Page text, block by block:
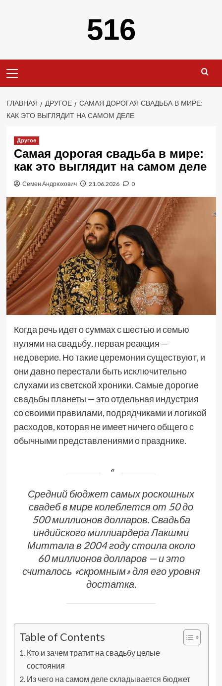
516
меню
ГЛАВНАЯ ДРУГОЕ
САМАЯ ДОРОГАЯ СВАДЬБА В МИРЕ:
КАК ЭТО ВЫГЛЯДИТ НА САМОМ ДЕЛЕ
Другое
Самая дорогая свадьба в мире:
как это выглядит на самом деле
Семен Андрюхович 21.06.2026 0
Когда речь идет о суммах с шестью и семью
нулями на свадьбу, первая реакция —
недоверие. Но такие церемонии существуют, и
они давно перестали быть исключительно
слухами из светской хроники. Самые дорогие
свадьбы планеты — это отдельная индустрия
со своими правилами, подрядчиками и логикой
расходов, которая не имеет ничего общего с
обычными представлениями о празднике.
Средний бюджет самых роскошных
свадеб в мире колеблется от 50 до
500 миллионов долларов. Свадьба
индийского миллиардера Лакшми
Миттала в 2004 году стоила около
60 миллионов долларов — и это
считалось «скромным» для его уровня
достатка.
Table of Contents
Кто и зачем тратит на свадьбу целые
состояния
Из чего на самом деле складывается бюджет